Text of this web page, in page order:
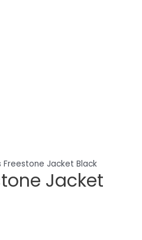
Freestone Jacket Black
Jacket